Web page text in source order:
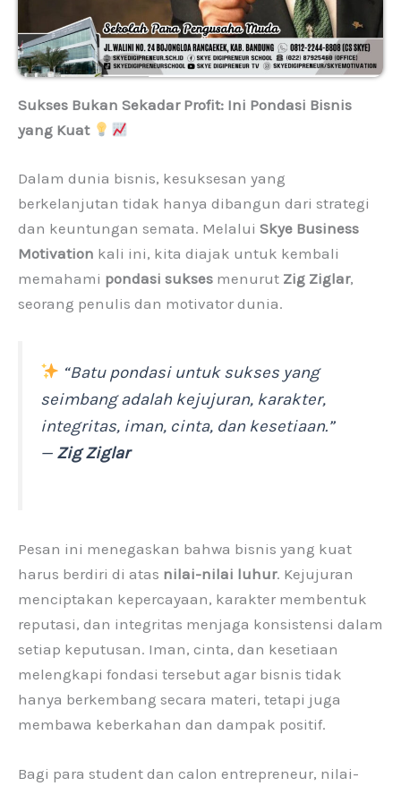
Sukses Bukan Sekadar Profit: Ini Pondasi Bisnis
yang Kuat
Dalam dunia bisnis, kesuksesan yang
berkelanjutan tidak hanya dibangun dari strategi
dan keuntungan semata. Melalui Skye Business
Motivation kali ini, kita diajak untuk kembali
memahami pondasi sukses menurut Zig Ziglar,
seorang penulis dan motivator dunia.
“Batu pondasi untuk sukses yang
seimbang adalah kejujuran, karakter,
integritas, iman, cinta, dan kesetiaan.”
— Zig Ziglar
Pesan ini menegaskan bahwa bisnis yang kuat
harus berdiri di atas nilai-nilai luhur. Kejujuran
menciptakan kepercayaan, karakter membentuk
reputasi, dan integritas menjaga konsistensi dalam
setiap keputusan. Iman, cinta, dan kesetiaan
melengkapi fondasi tersebut agar bisnis tidak
hanya berkembang secara materi, tetapi juga
membawa keberkahan dan dampak positif.
Bagi para student dan calon entrepreneur, nilai-